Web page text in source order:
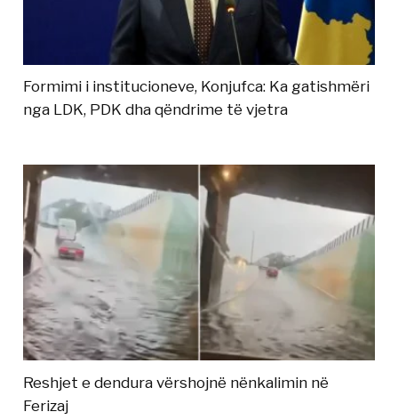
Formimi i institucioneve, Konjufca: Ka gatishmëri
nga LDK, PDK dha qëndrime të vjetra
Reshjet e dendura vërshojnë nënkalimin në
Ferizaj